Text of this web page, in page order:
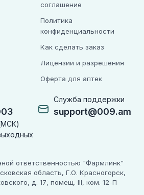
Служба поддержки
support@009.am
соглашение
Политика
конфиденциальности
Как сделать заказ
Лицензии и разрешения
Оферта для аптек
ответственностью "Фармлинк"
область, Г.О. Красногорск,
д. 17, помещ. III, ком. 12-П